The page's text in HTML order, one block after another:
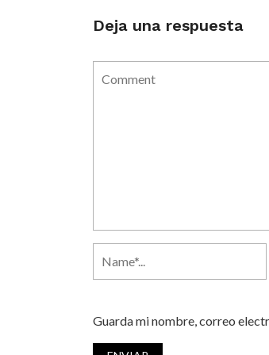
Deja una respuesta
Guarda mi nombre, correo